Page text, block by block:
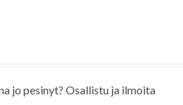
jo pesinyt? Osallistu ja ilmoita